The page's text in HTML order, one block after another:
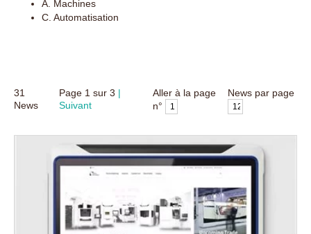
A. Machines
C. Automatisation
31
News
Page 1 sur3
Suivant
Aller à la page
n°
News par page